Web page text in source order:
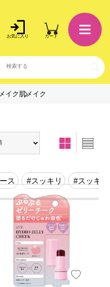
お気に入り カート
イク 肌メイク
ス #スッキリ #スッキ